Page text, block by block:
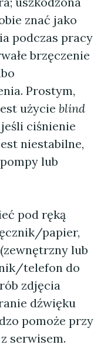
znać jako
podczas pracy
brzęczenie
Prostym,
użycie blind
ciśnienie
niestabilne,
lub
pod ręką
papier,
lub
telefon do
zdjęcia
dźwięku
pomoże przy
serwisem.